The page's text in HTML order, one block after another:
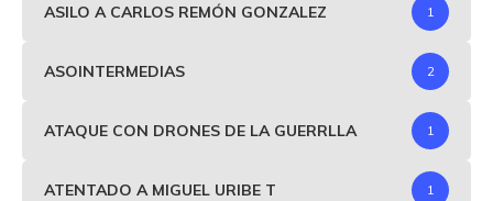
ASILO A CARLOS REMÓN GONZALEZ 1
ASOINTERMEDIAS 2
ATAQUE CON DRONES DE LA GUERRLLA 1
ATENTADO A MIGUEL URIBE T 1